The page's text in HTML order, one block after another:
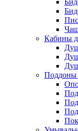
Кабины
Поддоны